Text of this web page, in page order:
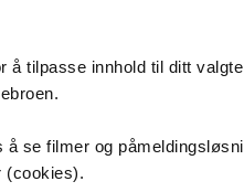
tilpasse innhold til ditt
se filmer og
(cookies).